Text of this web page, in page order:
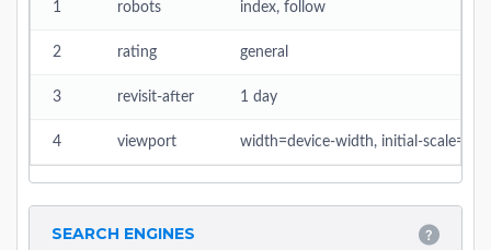
1 robots index, follow
2 rating general
3 revisit-after 1 day
4 viewport width=device-width, initial-scale=1,
SEARCH ENGINES